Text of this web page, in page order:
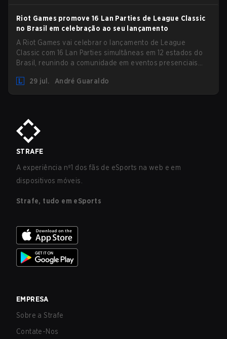
Riot Games promove 16 Lan Parties de League Classic
no Brasil em celebração ao seu lançamento
A Riot Games vai celebrar o lançamento de League
Classic com 16 Lan Parties simultâneas em 12 estados do
Brasil, reunindo a comunidade em eventos presenciais
29 jul.
André Guaraldo
STRAFE
A experiência nº1 dos fãs de eSports na web e em
dispositivos móveis.
Strafe, tudo em eSports
EMPRESA
Sobre a Strafe
Contate-Nos